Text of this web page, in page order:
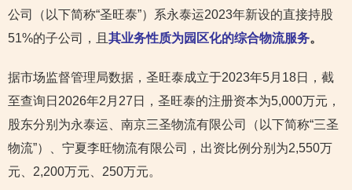
公司（以下简称“圣旺泰”）系永泰运2023年新设的直接持股
51%的子公司，且 其业务性质为园区化的综合物流服务。
据市场监督管理局数据，圣旺泰成立于2023年5月18日，截
至查询日2026年2月27日，圣旺泰的注册资本为5,000万元，
股东分别为永泰运、南京三圣物流有限公司（以下简称“三圣
物流”）、宁夏李旺物流有限公司，出资比例分别为2,550万
元、2,200万元、250万元。